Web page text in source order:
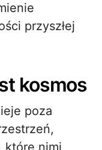
przyszłej
kosmos
poza
które nimi